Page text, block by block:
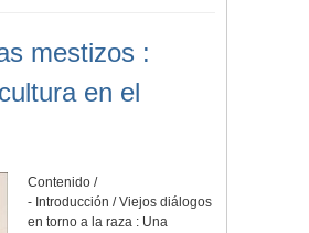
mestizos :
en el
Contenido /
- Introducción / Viejos diálogos
en torno a la raza : Una